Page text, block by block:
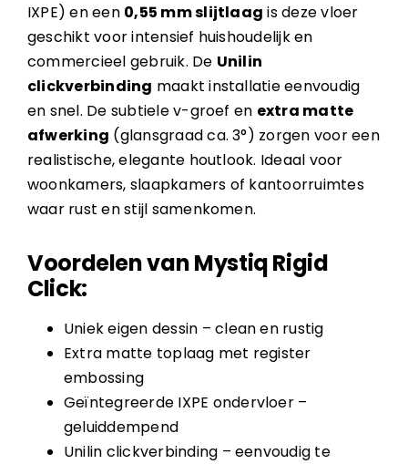
IXPE) en een 0,55 mm slijtlaag is deze vloer
geschikt voor intensief huishoudelijk en
commercieel gebruik. De Unilin
clickverbinding maakt installatie eenvoudig
en snel. De subtiele v-groef en extra matte
afwerking (glansgraad ca. 3°) zorgen voor een
realistische, elegante houtlook. Ideaal voor
woonkamers, slaapkamers of kantoorruimtes
waar rust en stijl samenkomen.
Voordelen van Mystiq Rigid
Click:
Uniek eigen dessin – clean en rustig
Extra matte toplaag met register
embossing
Geïntegreerde IXPE ondervloer –
geluiddempend
Unilin clickverbinding – eenvoudig te